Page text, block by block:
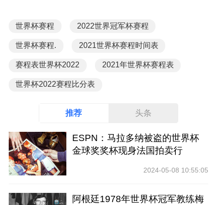
世界杯赛程 2022世界冠军杯赛程
世界杯赛程. 2021世界杯赛程时间表
赛程表世界杯2022 2021年世界杯赛程表
世界杯2022赛程比分表
推荐 头条
ESPN：马拉多纳被盗的世界杯
金球奖奖杯现身法国拍卖行
2024-05-08 10:55:05
阿根廷1978年世界杯冠军教练梅